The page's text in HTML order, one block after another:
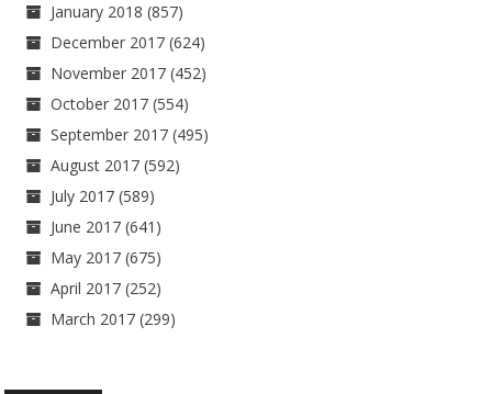
January 2018 (857)
December 2017 (624)
November 2017 (452)
October 2017 (554)
September 2017 (495)
August 2017 (592)
July 2017 (589)
June 2017 (641)
May 2017 (675)
April 2017 (252)
March 2017 (299)